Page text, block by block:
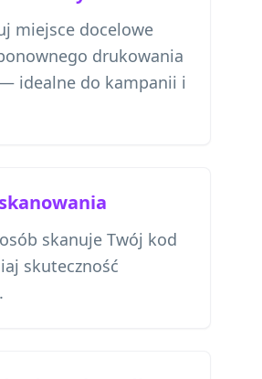
miejsce docelowe
drukowania
idealne do kampanii i
skanuje Twój kod
skuteczność